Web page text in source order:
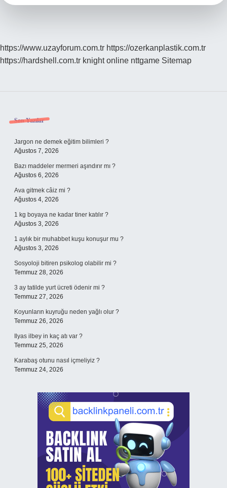
https://www.uzayforum.com.tr https://ozerkanplastik.com.tr
https://hardshell.com.tr knight online nttgame Sitemap
Sidebar
Son Yazılar
Jargon ne demek eğitim bilimleri ?
Ağustos 7, 2026
Bazı maddeler mermeri aşındırır mı ?
Ağustos 6, 2026
Ava gitmek câiz mi ?
Ağustos 4, 2026
1 kg boyaya ne kadar tiner katılır ?
Ağustos 3, 2026
1 aylık bir muhabbet kuşu konuşur mu ?
Ağustos 3, 2026
Sosyoloji bitiren psikolog olabilir mi ?
Temmuz 28, 2026
3 ay tatilde yurt ücreti ödenir mi ?
Temmuz 27, 2026
Koyunların kuyruğu neden yağlı olur ?
Temmuz 26, 2026
Ilyas ilbey in kaç atı var ?
Temmuz 25, 2026
Karabaş otunu nasıl içmeliyiz ?
Temmuz 24, 2026